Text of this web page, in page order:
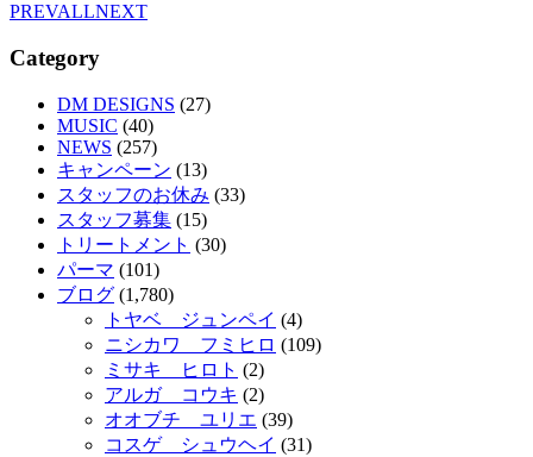
PREVALLNEXT
Category
DM DESIGNS (27)
MUSIC (40)
NEWS (257)
キャンペーン (13)
スタッフのお休み (33)
スタッフ募集 (15)
トリートメント (30)
パーマ (101)
ブログ (1,780)
トヤベ ジュンペイ (4)
ニシカワ フミヒロ (109)
ミサキ ヒロト (2)
アルガ コウキ (2)
オオブチ ユリエ (39)
コスゲ シュウヘイ (31)